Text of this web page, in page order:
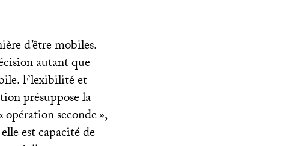
d’être mobiles.
autant que
Flexibilité et
présuppose la
opération seconde»,
est capacité de